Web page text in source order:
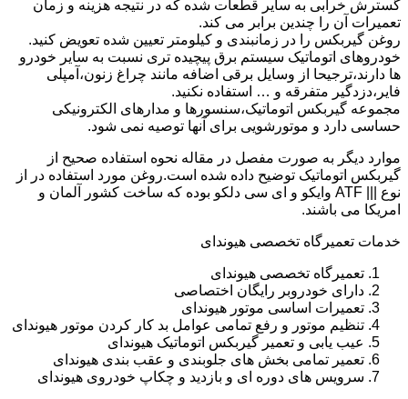
گسترش خرابی به سایر قطعات شده که در نتیجه هزینه و زمان
تعمیرات آن را چندین برابر می کند.
روغن گیربکس را در زمانبندی و کیلومتر تعیین شده تعویض کنید.
خودروهای اتوماتیک سیستم برق پیچیده تری نسبت به سایر خودرو
ها دارند،ترجیحا از وسایل برقی اضافه مانند چراغ زنون،آمپلی
فایر،دزدگیر متفرقه و … استفاده نکنید.
مجموعه گیربکس اتوماتیک،سنسورها و مدارهای الکترونیکی
حساسی دارد و موتورشویی برای آنها توصیه نمی شود.
موارد دیگر به صورت مفصل در مقاله نحوه استفاده صحیح از
گیربکس اتوماتیک توضیح داده شده است.روغن مورد استفاده در از
نوع ||| ATF وایکو و ای سی دلکو بوده که ساخت کشور آلمان و
امریکا می باشند.
خدمات تعمیرگاه تخصصی هیوندای
تعمیرگاه تخصصی هیوندای
دارای خودروبر رایگان اختصاصی
تعمیرات اساسی موتور هیوندای
تنظیم موتور و رفع تمامی عوامل بد کار کردن موتور هیوندای
عیب یابی و تعمیر گیربکس اتوماتیک هیوندای
تعمیر تمامی بخش های جلوبندی و عقب بندی هیوندای
سرویس های دوره ای و بازدید و چکاپ خودروی هیوندای